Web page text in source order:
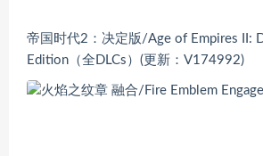
帝国时代2：决定版/Age of Empires II:
Edition（全DLCs）(更新：V174992)